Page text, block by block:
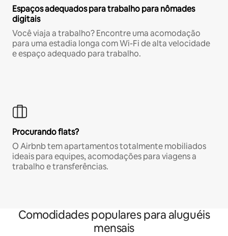
Espaços adequados para trabalho para nômades
digitais
Você viaja a trabalho? Encontre uma acomodação
para uma estadia longa com Wi-Fi de alta velocidade
e espaço adequado para trabalho.
Procurando flats?
O Airbnb tem apartamentos totalmente mobiliados
ideais para equipes, acomodações para viagens a
trabalho e transferências.
Comodidades populares para aluguéis
mensais